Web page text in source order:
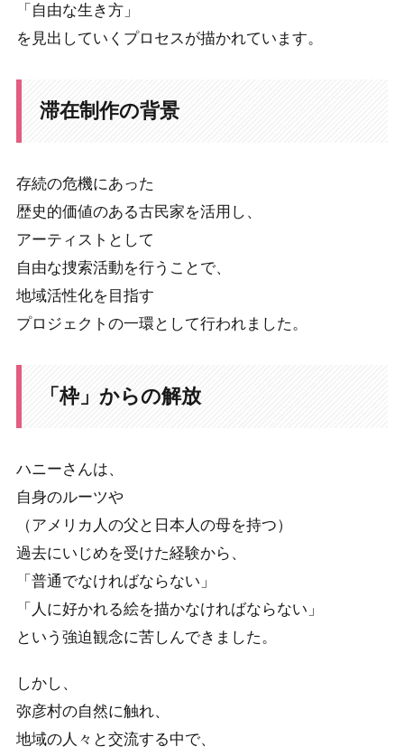
「自由な生き方」
を見出していくプロセスが描かれています。
滞在制作の背景
存続の危機にあった
歴史的価値のある古民家を活用し、
アーティストとして
自由な捜索活動を行うことで、
地域活性化を目指す
プロジェクトの一環として行われました。
「枠」からの解放
ハニーさんは、
自身のルーツや
（アメリカ人の父と日本人の母を持つ）
過去にいじめを受けた経験から、
「普通でなければならない」
「人に好かれる絵を描かなければならない」
という強迫観念に苦しんできました。
しかし、
弥彦村の自然に触れ、
地域の人々と交流する中で、